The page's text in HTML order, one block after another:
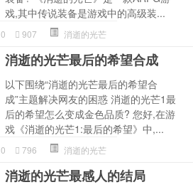
戏,其中传说装备是游戏中的高级装...
0 907 消逝的光芒
消逝的光芒最后的希望合成
以下围绕“消逝的光芒最后的希望合
成”主题解决网友的困惑 消逝的光芒1最
后的希望怎么变成金色品质? 您好,在游
戏《消逝的光芒1:最后的希望》中,...
0 796 消逝的光芒
消逝的光芒最感人的结局